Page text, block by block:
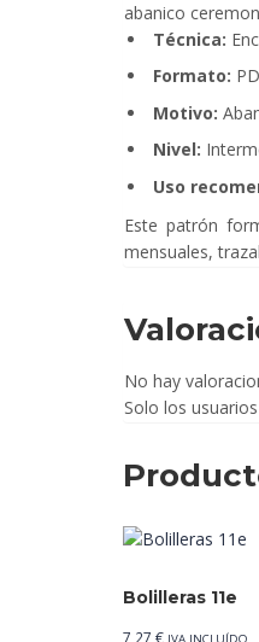
abanico
Técnica:
Formato:
Motivo:
Nivel:
Uso
Este patrón
mensuales,
No hay
Solo los
Bolilleras 11e
7,27 € IVA INCLUÍDO